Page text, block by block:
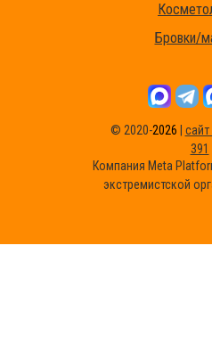
© 2020-2026
391
Компания Meta
экстремистской
Бровки/